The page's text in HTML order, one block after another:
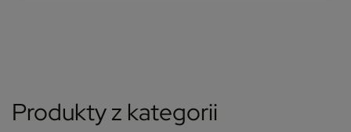
Produkty z kategorii